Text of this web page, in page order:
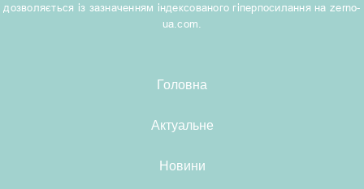
дозволяється із зазначенням індексованого гіперпосилання на zerno-
ua.com.
Головна
Актуальне
Новини